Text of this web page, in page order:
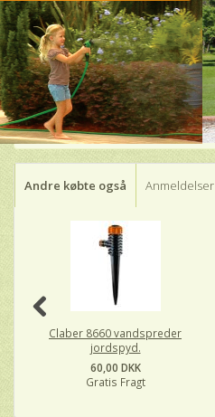
Andre købte også Anmeldelser
Claber 8660 vandspreder
jordspyd.
60,00 DKK
Gratis Fragt